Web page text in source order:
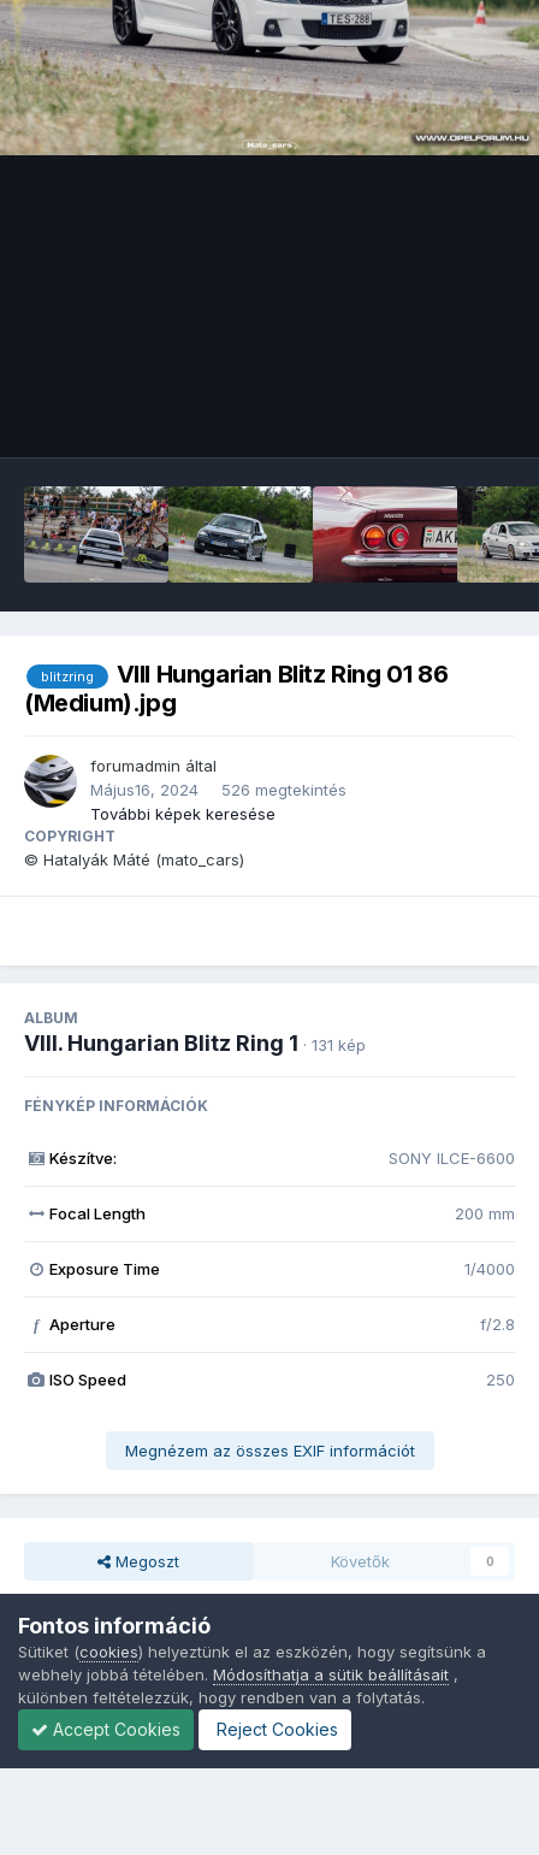
blitzring
VIII Hungarian Blitz Ring 01 86
(Medium).jpg
forumadmin által
Május16, 2024
526 megtekintés
További képek keresése
COPYRIGHT
© Hatalyák Máté (mato_cars)
ALBUM
VIII. Hungarian Blitz Ring 1 · 131 kép
FÉNYKÉP INFORMÁCIÓK
Készítve: SONY ILCE-6600
Focal Length 200 mm
Exposure Time 1/4000
f Aperture f/2.8
ISO Speed 250
Megnézem az összes EXIF információt
Megoszt Követők 0
Nincsenek hozzászólások
Fontos információ
Sütiket (cookies) helyeztünk el az eszközén, hogy segítsünk a
webhely jobbá tételében. Módosíthatja a sütik beállításait ,
különben feltételezzük, hogy rendben van a folytatás.
Accept Cookies Reject Cookies